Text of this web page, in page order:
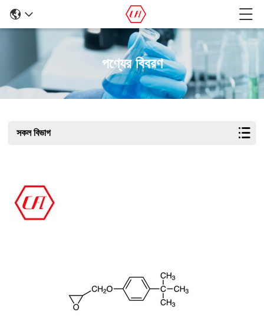
পণ্যের বিবরণ
সকল বিভাগ